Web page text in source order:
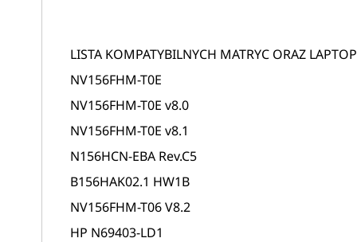
LISTA KOMPATYBILNYCH MATRYC ORAZ
NV156FHM-T0E
NV156FHM-T0E v8.0
NV156FHM-T0E v8.1
N156HCN-EBA Rev.C5
B156HAK02.1 HW1B
NV156FHM-T06 V8.2
HP N69403-LD1